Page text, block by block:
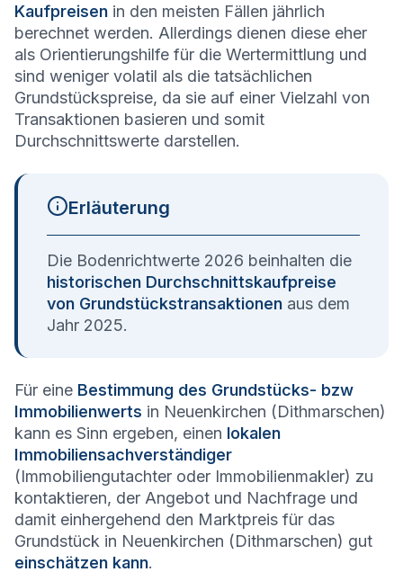
Kaufpreisen in den meisten Fällen jährlich
berechnet werden. Allerdings dienen diese eher
als Orientierungshilfe für die Wertermittlung und
sind weniger volatil als die tatsächlichen
Grundstückspreise, da sie auf einer Vielzahl von
Transaktionen basieren und somit
Durchschnittswerte darstellen.
Erläuterung
Die Bodenrichtwerte 2026 beinhalten die
historischen Durchschnittskaufpreise
von Grundstückstransaktionen aus dem
Jahr 2025.
Für eine Bestimmung des Grundstücks- bzw
Immobilienwerts in Neuenkirchen (Dithmarschen)
kann es Sinn ergeben, einen lokalen
Immobiliensachverständiger
(Immobiliengutachter oder Immobilienmakler) zu
kontaktieren, der Angebot und Nachfrage und
damit einhergehend den Marktpreis für das
Grundstück in Neuenkirchen (Dithmarschen) gut
einschätzen kann.